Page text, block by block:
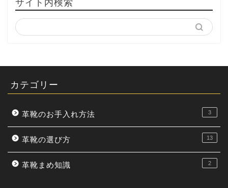
カテゴリー
革靴のお手入れ方法 3
革靴の選び方 13
革靴まめ知識 2